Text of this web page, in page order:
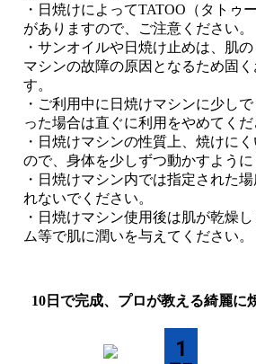
・日焼けによってTATOO（タトゥ
がありますので、ご注意ください。
・サンオイルや日焼け止めは、肌
マシンの故障の原因となるため固
す。
・ご利用中に日焼けマシンに少し
った場合は直ぐに利用をやめてくだ
・日焼けマシンの性質上、焼けに
ので、身体を少しずつ動かすように
・日焼けマシン内では指定された
れないでください。
・日焼けマシン使用後は肌が乾燥
ム等で肌に潤いを与えてください。
10日で完成、プロが教える綺麗に
1